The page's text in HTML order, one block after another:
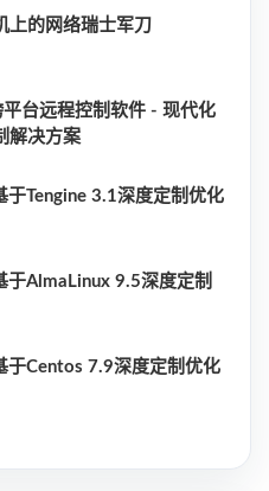
上的网络瑞士军刀
平台远程控制软件 - 现代化
解决方案
于Tengine 3.1深度定制优化
于AlmaLinux 9.5深度定制
于Centos 7.9深度定制优化